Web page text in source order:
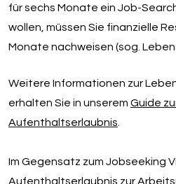
für sechs Monate ein Job-
wollen, müssen Sie finanzielle
Monate nachweisen (sog.
Weitere Informationen zur
erhalten Sie in unserem Guide
Aufenthaltserlaubnis
Im Gegensatz zum Jobseeking
Aufenthaltserlaubnis zur